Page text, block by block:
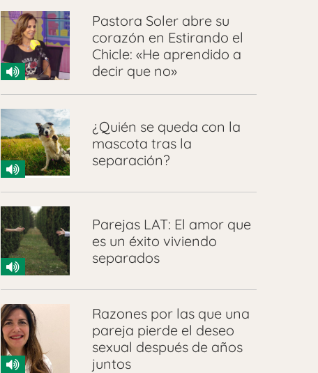
Pastora Soler abre su
corazón en Estirando el
Chicle: «He aprendido a
decir que no»
¿Quién se queda con la
mascota tras la
separación?
Parejas LAT: El amor que
es un éxito viviendo
separados
Razones por las que una
pareja pierde el deseo
sexual después de años
juntos